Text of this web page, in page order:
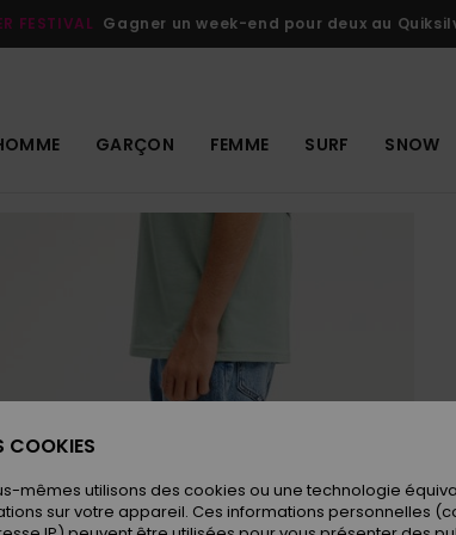
FREEDOM BENEFITS Livraison et retour gratuits Se
GARÇON FEMME SURF SNOW
COOKIES
mêmes utilisons des cookies ou une technologie
sur votre appareil. Ces informations personnelles